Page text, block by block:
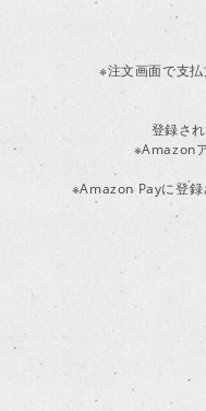
※注文画面で支
登録さ
※Amazon
※Amazon Payに登録